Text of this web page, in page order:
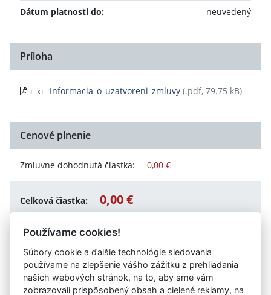
Dátum platnosti do:
neuvedený
Príloha
TEXT Informacia_o_uzatvoreni_zmluvy (.pdf, 79.75 kB)
Cenové plnenie
Zmluvne dohodnutá čiastka: 0,00 €
Celková čiastka: 0,00 €
Návrat späť
Používame cookies!
Súbory cookie a ďalšie technológie sledovania
používame na zlepšenie vášho zážitku z prehliadania
našich webových stránok, na to, aby sme vám
zobrazovali prispôsobený obsah a cielené reklamy, na